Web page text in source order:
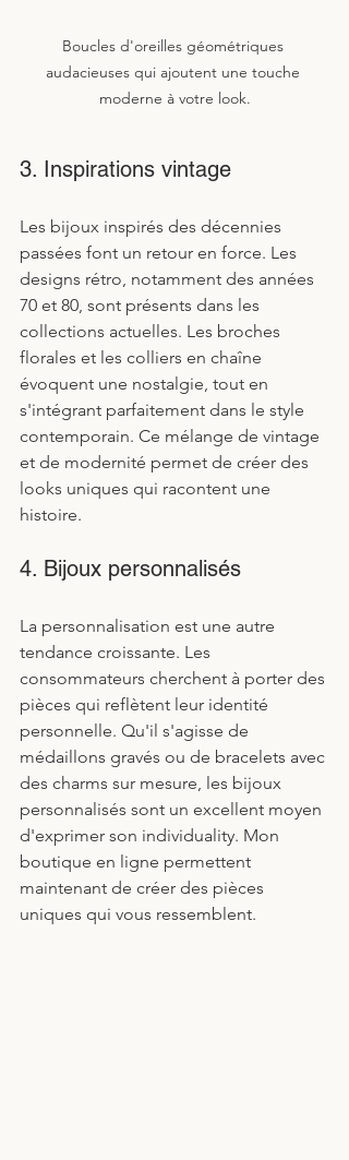
Boucles d'oreilles géométriques
audacieuses qui ajoutent une touche
moderne à votre look.
3. Inspirations vintage
Les bijoux inspirés des décennies
passées font un retour en force. Les
designs rétro, notamment des années
70 et 80, sont présents dans les
collections actuelles. Les broches
florales et les colliers en chaîne
évoquent une nostalgie, tout en
s'intégrant parfaitement dans le style
contemporain. Ce mélange de vintage
et de modernité permet de créer des
looks uniques qui racontent une
histoire.
4. Bijoux personnalisés
La personnalisation est une autre
tendance croissante. Les
consommateurs cherchent à porter des
pièces qui reflètent leur identité
personnelle. Qu'il s'agisse de
médaillons gravés ou de bracelets avec
des charms sur mesure, les bijoux
personnalisés sont un excellent moyen
d'exprimer son individuality. Mon
boutique en ligne permettent
maintenant de créer des pièces
uniques qui vous ressemblent.